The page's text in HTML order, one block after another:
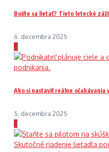
Bojíte sa lietať? Tieto letecké
6. decembra 2025
2
Ako si nastaviť reálne očakávania
5. decembra 2025
3